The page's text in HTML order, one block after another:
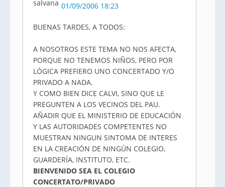
01/09/2006 18:23
BUENAS TARDES, A TODOS:
A NOSOTROS ESTE TEMA NO NOS AFECTA,
PORQUE NO TENEMOS NIÑOS, PERO POR
LÓGICA PREFIERO UNO CONCERTADO Y/O
PRIVADO A NADA.
Y COMO BIEN DICE CALVI, SINO QUE LE
PREGUNTEN A LOS VECINOS DEL PAU.
AÑADIR QUE EL MINISTERIO DE EDUCACIÓN
Y LAS AUTORIDADES COMPETENTES NO
MUESTRAN NINGUN SINTOMA DE INTERES
EN LA CREACIÓN DE NINGÚN COLEGIO,
GUARDERÍA, INSTITUTO, ETC.
BIENVENIDO SEA EL COLEGIO
CONCERTATO/PRIVADO